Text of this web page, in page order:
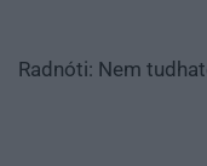
Radnóti: Nem